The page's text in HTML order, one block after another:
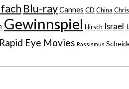
Blu-rayCannes CD China
Gewinnspiel Hirsch Israel
Rapid Eye Movies Rassismus